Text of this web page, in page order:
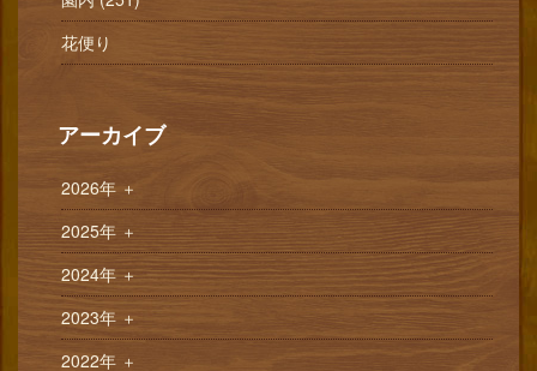
花便り
アーカイブ
2026年 ＋
2025年 ＋
2024年＋
2023年 ＋
2022年 ＋